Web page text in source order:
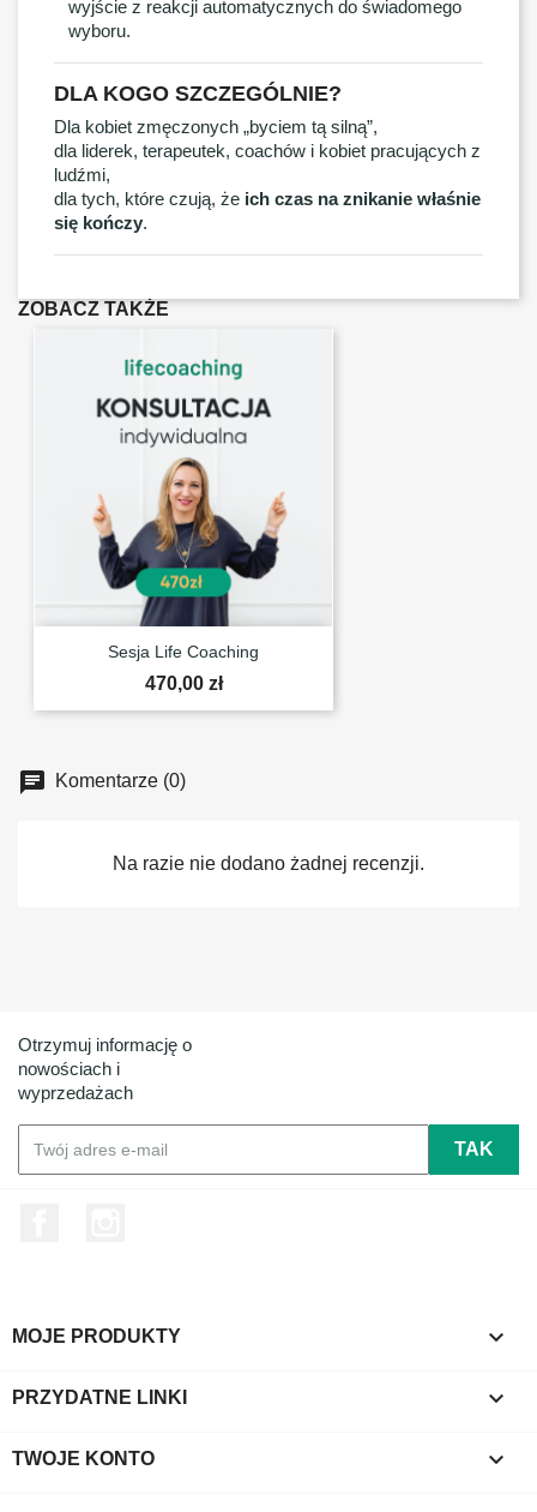
wyjście z reakcji automatycznych do świadomego
wyboru.
DLA KOGO SZCZEGÓLNIE?
Dla kobiet zmęczonych „byciem tą silną”,
dla liderek, terapeutek, coachów i kobiet pracujących z
ludźmi,
dla tych, które czują, że ich czas na znikanie właśnie
się kończy.
ZOBACZ TAKŻE
Sesja Life Coaching
470,00 zł
chat Komentarze (0)
Na razie nie dodano żadnej recenzji.
Otrzymuj informację o
nowościach i
wyprzedażach
MOJE PRODUKTY 
PRZYDATNE LINKI 
TWOJE KONTO 